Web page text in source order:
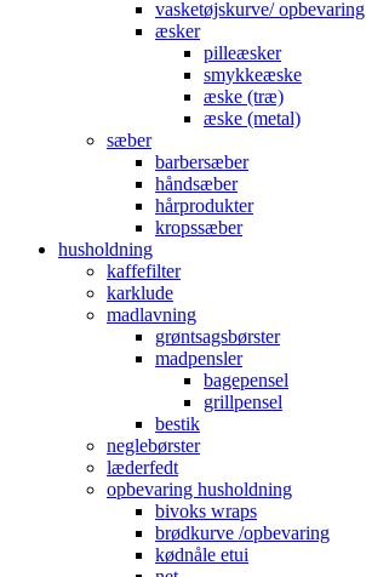
vasketøjskurve/ opbevaring
æsker
pilleæsker
smykkeæske
æske (træ)
æske (metal)
sæber
barbersæber
håndsæber
hårprodukter
kropssæber
husholdning
kaffefilter
karklude
madlavning
grøntsagsbørster
madpensler
bagepensel
grillpensel
bestik
neglebørster
læderfedt
opbevaring husholdning
bivoks wraps
brødkurve /opbevaring
kødnåle etui